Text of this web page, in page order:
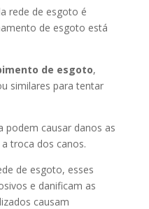
rede de esgoto é
de esgoto está
de esgoto,
similares para tentar
podem causar danos as
troca dos canos.
de esgoto, esses
e danificam as
causam